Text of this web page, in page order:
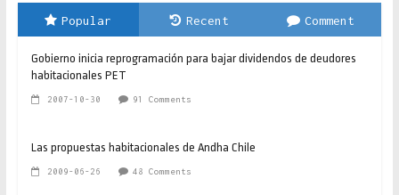
Popular Recent Comment
Gobierno inicia reprogramación para bajar dividendos de deudores
habitacionales PET
2007-10-30 91 Comments
Las propuestas habitacionales de Andha Chile
2009-06-26 48 Comments